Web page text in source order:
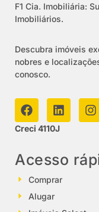
F1 Cia. Imobiliária:
Imobiliários.
Descubra imóveis
nobres e
conosco.
Creci 4110J
Acesso
Comprar
Alugar